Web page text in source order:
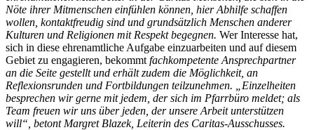
Nöte ihrer Mitmenschen einfühlen können, hier Abhilfe schaffen
wollen, kontaktfreudig sind und grundsätzlich Menschen anderer
Kulturen und Religionen mit Respekt begegnen. Wer Interesse hat,
sich in diese ehrenamtliche Aufgabe einzuarbeiten und auf diesem
Gebiet zu engagieren, bekommt fachkompetente Ansprechpartner
an die Seite gestellt und erhält zudem die Möglichkeit, an
Reflexionsrunden und Fortbildungen teilzunehmen. „Einzelheiten
besprechen wir gerne mit jedem, der sich im Pfarrbüro meldet; als
Team freuen wir uns über jeden, der unsere Arbeit unterstützen
will“, betont Margret Blazek, Leiterin des Caritas-Ausschusses.